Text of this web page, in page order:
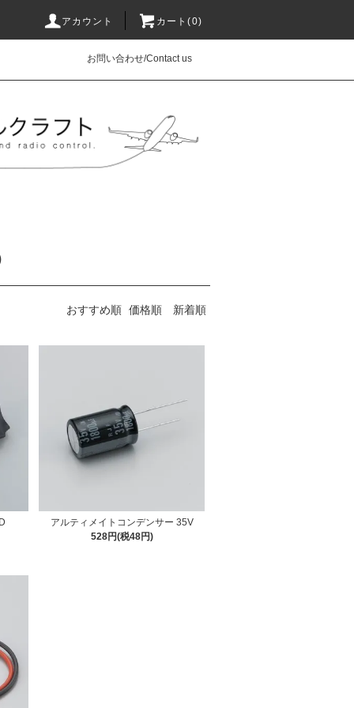
アカウント カート(0)
お問い合わせ/Contact us
おすすめ順 価格順 新着順
アルティメイトコンデンサー 35V
528円(税48円)